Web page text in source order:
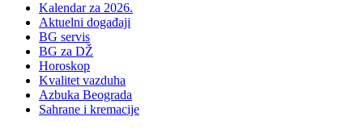
Kalendar za 2026.
Aktuelni događaji
BG servis
BG za DŽ
Horoskop
Kvalitet vazduha
Azbuka Beograda
Sahrane i kremacije